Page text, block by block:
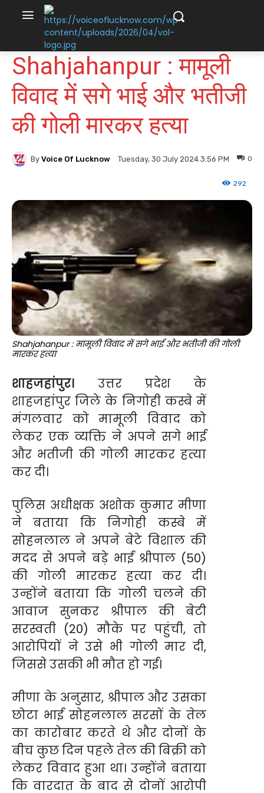
Shahjahanpur : मामूली
विवाद में सगे भाई और भतीजी
की गोली मारकर हत्या
By Voice Of Lucknow Tuesday, 30 July 2024 3:56 PM 0
292
Shahjahanpur : मामूली विवाद में सगे भाई और भतीजी की गोली
मारकर हत्या
शाहजहांपुर। उत्तर प्रदेश के
शाहजहांपुर जिले के निगोही कस्बे में
मंगलवार को मामूली विवाद को
लेकर एक व्यक्ति ने अपने सगे भाई
और भतीजी की गोली मारकर हत्या
कर दी।
पुलिस अधीक्षक अशोक कुमार मीणा
ने बताया कि निगोही कस्बे में
सोहनलाल ने अपने बेटे विशाल की
मदद से अपने बड़े भाई श्रीपाल (50)
की गोली मारकर हत्या कर दी।
उन्होंने बताया कि गोली चलने की
आवाज सुनकर श्रीपाल की बेटी
सरस्वती (20) मौके पर पहुंची, तो
आरोपियों ने उसे भी गोली मार दी,
जिससे उसकी भी मौत हो गई।
मीणा के अनुसार, श्रीपाल और उसका
छोटा भाई सोहनलाल सरसों के तेल
का कारोबार करते थे और दोनों के
बीच कुछ दिन पहले तेल की बिक्री को
लेकर विवाद हुआ था। उन्होंने बताया
कि वारदात के बाद से दोनों आरोपी